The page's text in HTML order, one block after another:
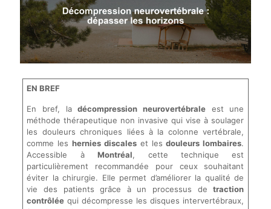
EN BREF
En bref, ladécompression neurovertébraleest une
méthode thérapeutique non invasive qui vise à soulager
les douleurs chroniques liées à la colonne vertébrale,
comme leshernies discaleset lesdouleurs lombaires.
Accessible àMontréal, cette technique est
particulièrement recommandée pour ceux souhaitant
éviter la chirurgie. Elle permet d’améliorer la qualité de
vie des patients grâce à un processus detraction
contrôlée qui décompresse les disques intervertébraux,